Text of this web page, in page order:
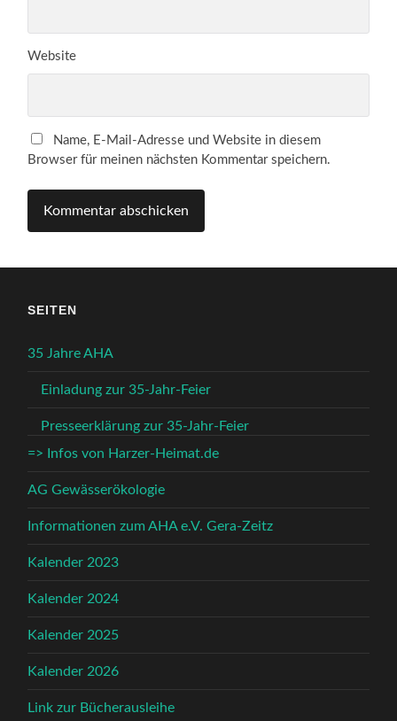
Website
Name, E-Mail-Adresse und Website in diesem
Browser für meinen nächsten Kommentar speichern.
SEITEN
35 Jahre AHA
Einladung zur 35-Jahr-Feier
Presseerklärung zur 35-Jahr-Feier
=> Infos von Harzer-Heimat.de
AG Gewässerökologie
Informationen zum AHA e.V. Gera-Zeitz
Kalender 2023
Kalender 2024
Kalender 2025
Kalender 2026
Link zur Bücherausleihe